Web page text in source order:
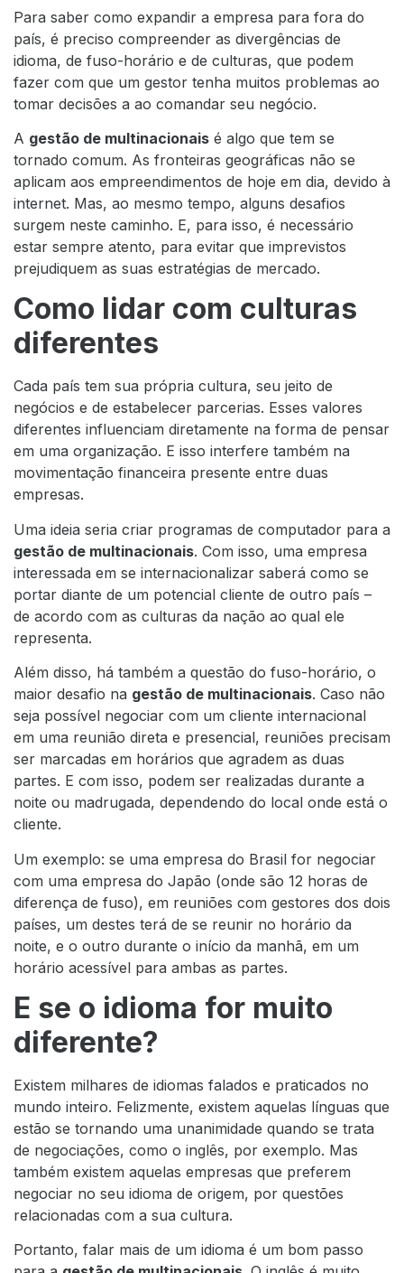
Para saber como expandir a empresa para fora do
país, é preciso compreender as divergências de
idioma, de fuso-horário e de culturas, que podem
fazer com que um gestor tenha muitos problemas ao
tomar decisões a ao comandar seu negócio.
A gestão de multinacionais é algo que tem se
tornado comum. As fronteiras geográficas não se
aplicam aos empreendimentos de hoje em dia, devido à
internet. Mas, ao mesmo tempo, alguns desafios
surgem neste caminho. E, para isso, é necessário
estar sempre atento, para evitar que imprevistos
prejudiquem as suas estratégias de mercado.
Como lidar com culturas
diferentes
Cada país tem sua própria cultura, seu jeito de
negócios e de estabelecer parcerias. Esses valores
diferentes influenciam diretamente na forma de pensar
em uma organização. E isso interfere também na
movimentação financeira presente entre duas
empresas.
Uma ideia seria criar programas de computador para a
gestão de multinacionais. Com isso, uma empresa
interessada em se internacionalizar saberá como se
portar diante de um potencial cliente de outro país –
de acordo com as culturas da nação ao qual ele
representa.
Além disso, há também a questão do fuso-horário, o
maior desafio na gestão de multinacionais. Caso não
seja possível negociar com um cliente internacional
em uma reunião direta e presencial, reuniões precisam
ser marcadas em horários que agradem as duas
partes. E com isso, podem ser realizadas durante a
noite ou madrugada, dependendo do local onde está o
cliente.
Um exemplo: se uma empresa do Brasil for negociar
com uma empresa do Japão (onde são 12 horas de
diferença de fuso), em reuniões com gestores dos dois
países, um destes terá de se reunir no horário da
noite, e o outro durante o início da manhã, em um
horário acessível para ambas as partes.
E se o idioma for muito
diferente?
Existem milhares de idiomas falados e praticados no
mundo inteiro. Felizmente, existem aquelas línguas que
estão se tornando uma unanimidade quando se trata
de negociações, como o inglês, por exemplo. Mas
também existem aquelas empresas que preferem
negociar no seu idioma de origem, por questões
relacionadas com a sua cultura.
Portanto, falar mais de um idioma é um bom passo